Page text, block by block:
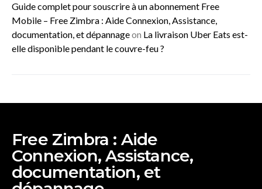
Guide complet pour souscrire à un abonnement Free
Mobile – Free Zimbra : Aide Connexion, Assistance,
documentation, et dépannageon La livraison Uber Eats est-
elle disponible pendant le couvre-feu ?
Free Zimbra : Aide
Connexion, Assistance,
documentation, et